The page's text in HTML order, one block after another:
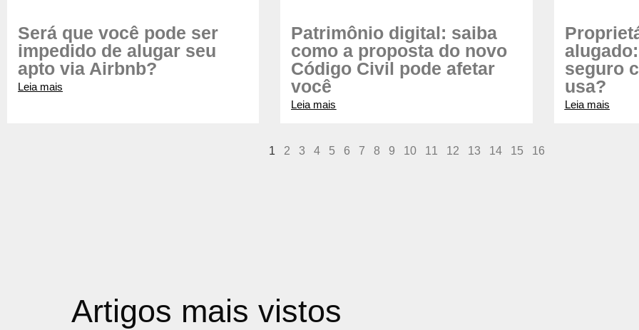
Será que você pode ser
impedido de alugar seu
apto via Airbnb?
Leia mais
Patrimônio digital: saiba
como a proposta do novo
Código Civil pode afetar
você
Leia mais
seguro
usa?
Leia mais
1 2 3 4 5 6 7 8 9 10 11 12 13 14 15 16
Artigos mais vistos